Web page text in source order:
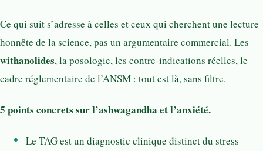
Ce qui suit s’adresse à celles et ceux qui cherchent une lecture
honnête de la science, pas un argumentaire commercial. Les
withanolides, la posologie, les contre-indications réelles, le
cadre réglementaire de l’ANSM : tout est là, sans filtre.
5 points concrets sur l’ashwagandha et l’anxiété.
Le TAG est un diagnostic clinique distinct du stress